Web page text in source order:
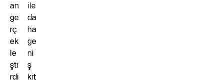
an
ge
rç
ek
le
şti
rdi
ile
da
ha
ge
ni
ş
kit